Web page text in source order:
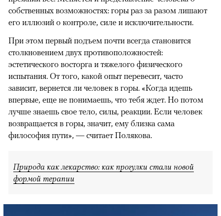
собственных возможностях: горы раз за разом лишают
его иллюзий о контроле, силе и исключительности.
При этом первый подъем почти всегда становится
столкновением двух противоположностей:
эстетического восторга и тяжелого физического
испытания. От того, какой опыт перевесит, часто
зависит, вернется ли человек в горы. «Когда идешь
впервые, еще не понимаешь, что тебя ждет. Но потом
лучше знаешь свое тело, силы, реакции. Если человек
возвращается в горы, значит, ему близка сама
философия пути», — считает Полякова.
Природа как лекарство: как прогулки стали новой
формой терапии